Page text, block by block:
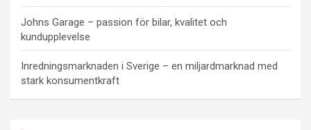
Johns Garage – passion för bilar, kvalitet och
kundupplevelse
Inredningsmarknaden i Sverige – en miljardmarknad med
stark konsumentkraft